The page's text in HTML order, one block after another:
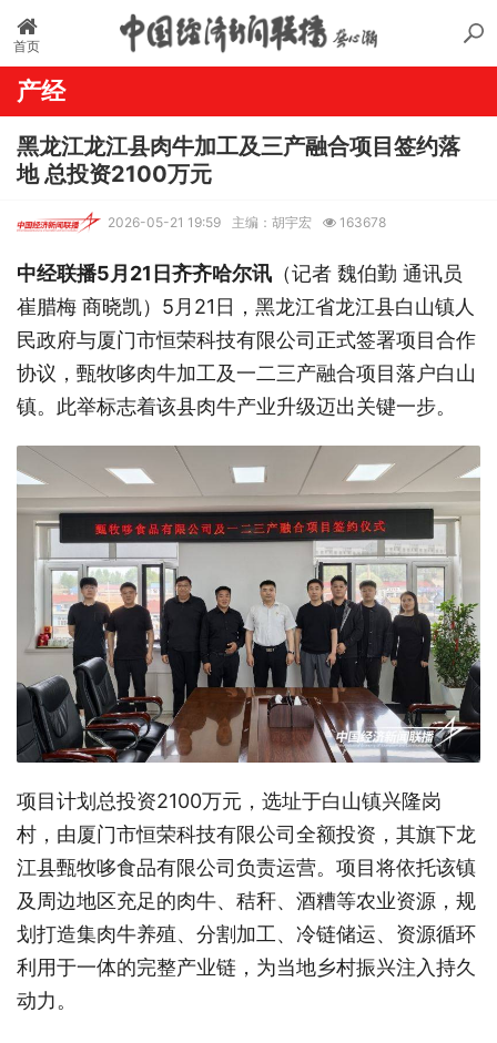
首页
产经
黑龙江龙江县肉牛加工及三产融合项目签约落
地 总投资2100万元
2026-05-21 19:59 主编：胡宇宏 163678
中经联播5月21日齐齐哈尔讯 （记者 魏伯勤 通讯员
崔腊梅 商晓凯）5月21日，黑龙江省龙江县白山镇人
民政府与厦门市恒荣科技有限公司正式签署项目合作
协议，甄牧哆肉牛加工及一二三产融合项目落户白山
镇。此举标志着该县肉牛产业升级迈出关键一步。
项目计划总投资2100万元，选址于白山镇兴隆岗
村，由厦门市恒荣科技有限公司全额投资，其旗下龙
江县甄牧哆食品有限公司负责运营。项目将依托该镇
及周边地区充足的肉牛、秸秆、酒糟等农业资源，规
划打造集肉牛养殖、分割加工、冷链储运、资源循环
利用于一体的完整产业链，为当地乡村振兴注入持久
动力。